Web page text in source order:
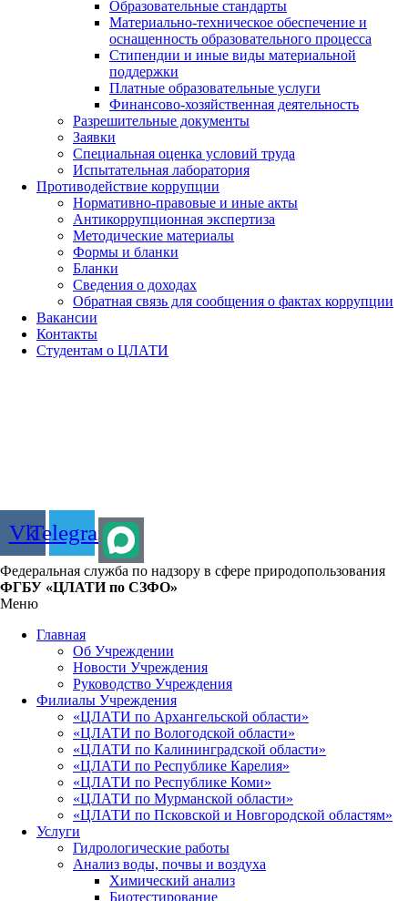
Образовательные стандарты
Материально-техническое обеспечение и
оснащенность образовательного процесса
Стипендии и иные виды материальной
поддержки
Платные образовательные услуги
Финансово-хозяйственная деятельность
Разрешительные документы
Заявки
Специальная оценка условий труда
Испытательная лаборатория
Противодействие коррупции
Нормативно-правовые и иные акты
Антикоррупционная экспертиза
Методические материалы
Формы и бланки
Бланки
Сведения о доходах
Обратная связь для сообщения о фактах коррупции
Вакансии
Контакты
Студентам о ЦЛАТИ
VkTelegram
Федеральная служба по надзору в сфере природопользования
ФГБУ «ЦЛАТИ по СЗФО»
Меню
Главная
Об Учреждении
Новости Учреждения
Руководство Учреждения
Филиалы Учреждения
«ЦЛАТИ по Архангельской области»
«ЦЛАТИ по Вологодской области»
«ЦЛАТИ по Калининградской области»
«ЦЛАТИ по Республике Карелия»
«ЦЛАТИ по Республике Коми»
«ЦЛАТИ по Мурманской области»
«ЦЛАТИ по Псковской и Новгородской областям»
Услуги
Гидрологические работы
Анализ воды, почвы и воздуха
Химический анализ
Биотестирование